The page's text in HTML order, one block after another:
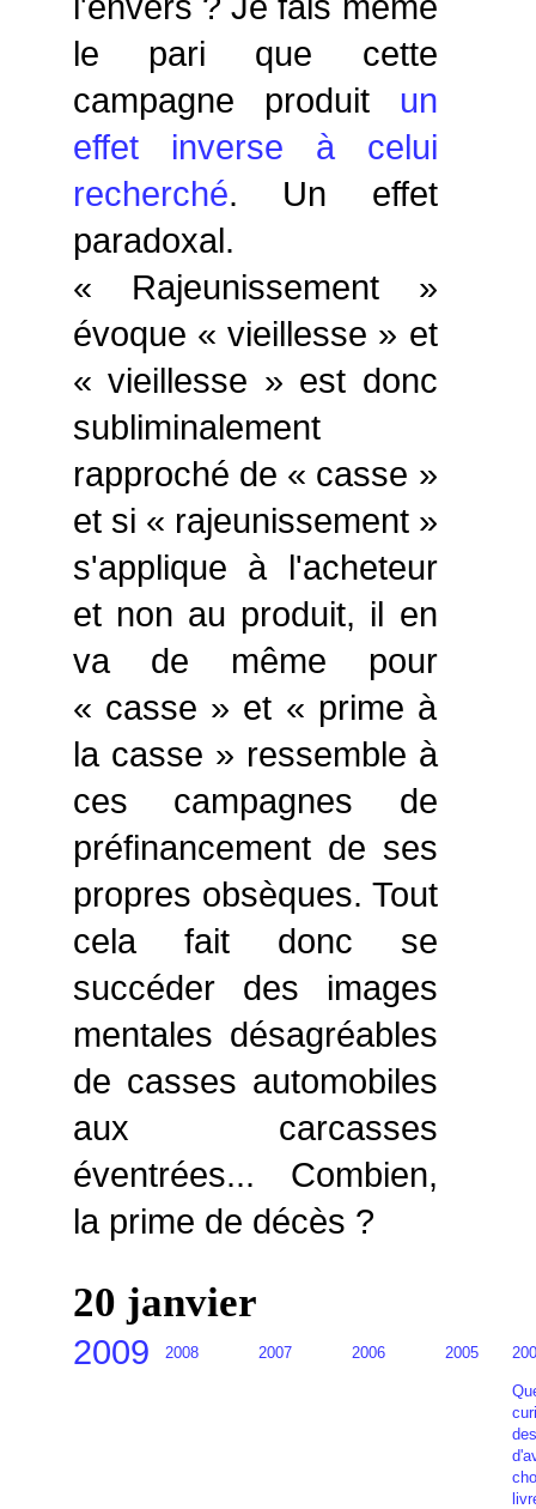
le pari que cette
campagne produit un
effet inverse à celui
recherché. Un effet
paradoxal.
« Rajeunissement »
évoque « vieillesse » et
« vieillesse » est donc
subliminalement
rapproché de « casse »
et si « rajeunissement »
s'applique à l'acheteur
et non au produit, il en
va de même pour
« casse » et « prime à
la casse » ressemble à
ces campagnes de
préfinancement de ses
propres obsèques. Tout
cela fait donc se
succéder des images
mentales désagréables
de casses automobiles
aux carcasses
éventrées... Combien,
la prime de décès ?
20 janvier
2009 2008 2007 2006 2005